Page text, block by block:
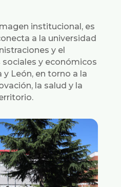
institucional, es
a la universidad
y el
y económicos
y León, en torno a la
la salud y la